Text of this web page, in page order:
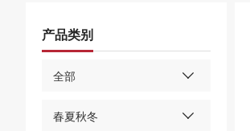
产品类别
全部
春夏秋冬